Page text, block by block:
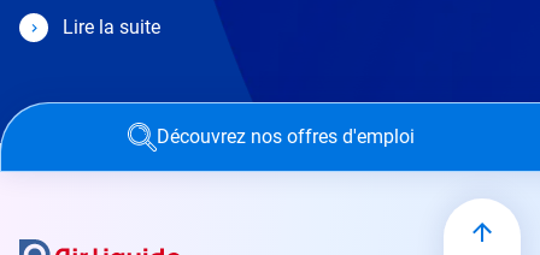
Découvrez nos offres d'emploi
Lire la suite